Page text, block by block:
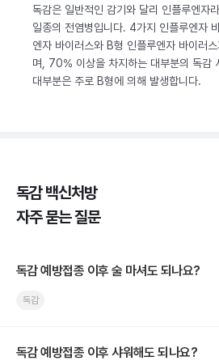
독감은 일반적인 감기와 달리 인플루엔자
일종의 전염병입니다. 4가지 인플루엔자
엔자 바이러스와 B형 인플루엔자 바이러
며, 70% 이상을 차지하는 대부분의 독감
대부분은 주로 B형에 의해 발생합니다.
독감 백신처방
자주 묻는 질문
독감 예방접종 이후 술 마셔도 되나요?
독감
독감 예방접종 이후 샤워해도 되나요?